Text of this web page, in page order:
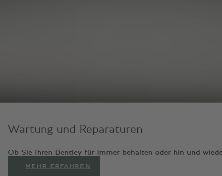
Wartung und Reparaturen
Ob Sie Ihren Bentley für immer behalten oder hin und
MEHR ERFAHREN